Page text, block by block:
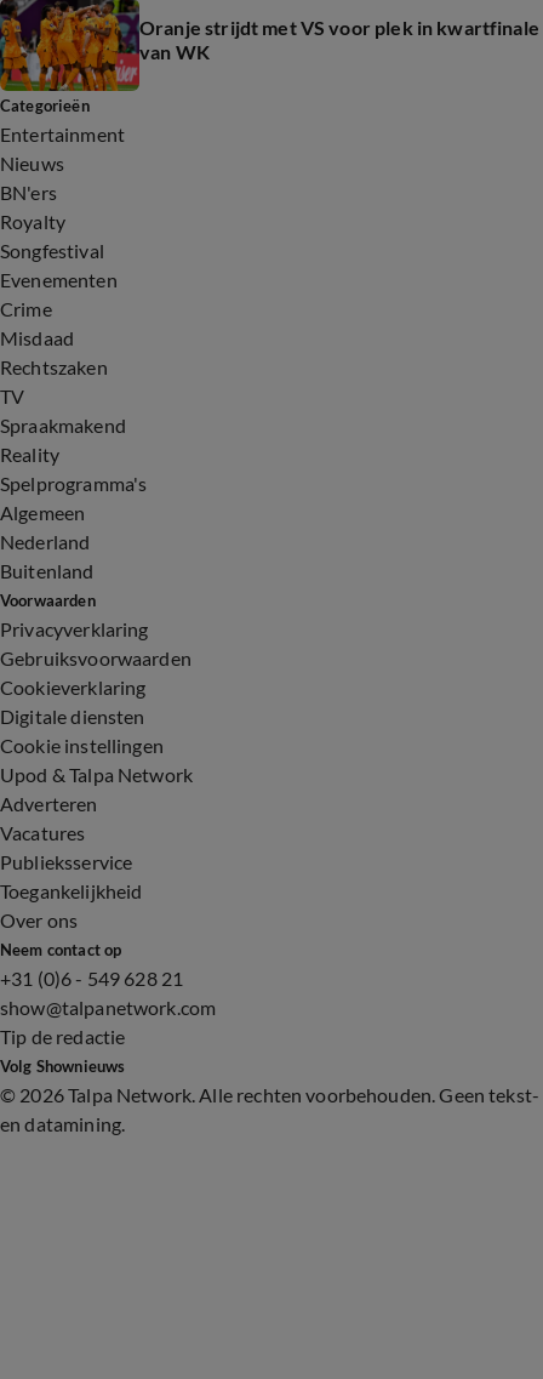
Oranje strijdt met VS voor plek in kwartfinale
van WK
Categorieën
Entertainment
Nieuws
BN'ers
Royalty
Songfestival
Evenementen
Crime
Misdaad
Rechtszaken
TV
Spraakmakend
Reality
Spelprogramma's
Algemeen
Nederland
Buitenland
Voorwaarden
Privacyverklaring
Gebruiksvoorwaarden
Cookieverklaring
Digitale diensten
Cookie instellingen
Upod & Talpa Network
Adverteren
Vacatures
Publieksservice
Toegankelijkheid
Over ons
Neem contact op
+31 (0)6 - 549 628 21
show@talpanetwork.com
Tip de redactie
Volg Shownieuws
© 2026 Talpa Network. Alle rechten voorbehouden. Geen tekst-
en datamining.